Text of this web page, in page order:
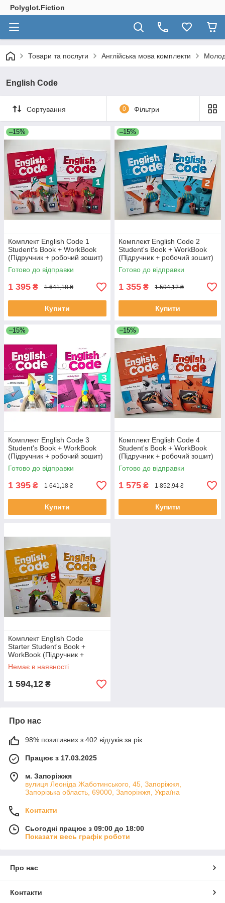
Polyglot.Fiction
Товари та послуги Англійська мова комплекти
English Code
Сортування 0 Фільтри
–15%
Комплект English Code 1
Student's Book + WorkBook
(Підручник + робочий зошит)
Готово до відправки
1 395 ₴ 1 641,18 ₴
Купити
–15%
Комплект English Code 2
Student's Book + WorkBook
(Підручник + робочий зошит)
Готово до відправки
1 355 ₴ 1 594,12 ₴
Купити
–15%
Комплект English Code 3
Student's Book + WorkBook
(Підручник + робочий зошит)
Готово до відправки
1 395 ₴ 1 641,18 ₴
Купити
–15%
Комплект English Code 4
Student's Book + WorkBook
(Підручник + робочий зошит)
Готово до відправки
1 575 ₴ 1 852,94 ₴
Купити
Комплект English Code
Starter Student's Book +
WorkBook (Підручник +
робочий зошит)
Немає в наявності
1 594,12 ₴
Про нас
98% позитивних з 402 відгуків за рік
Працює з 17.03.2025
м. Запоріжжя
вулиця Леоніда Жаботинського, 45, Запоріжжя,
Запорізька область, 69000, Запоріжжя, Україна
Контакти
Сьогодні працює з 09:00 до 18:00
Показати весь графік роботи
Про нас
Контакти